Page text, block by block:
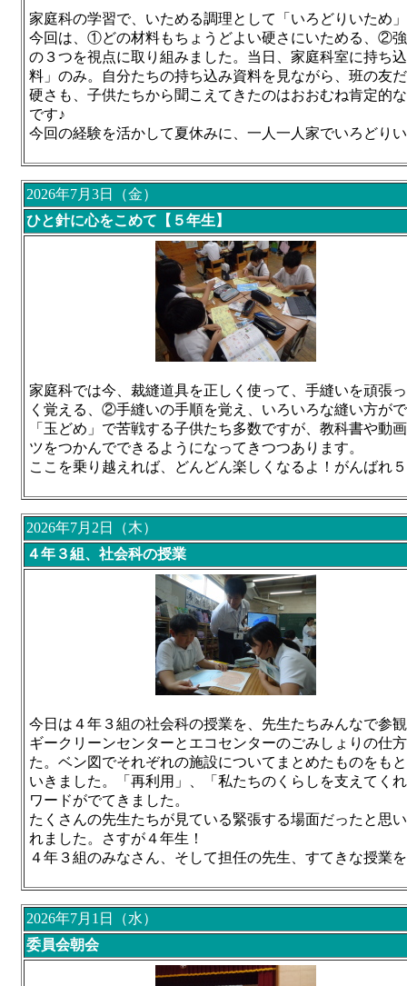
家庭科の学習で、いためる調理として「いろどりいため
今回は、①どの材料もちょうどよい硬さにいためる、②
の３つを視点に取り組みました。当日、家庭科室に持ち
料」のみ。
自分たちの持ち込み資料を見ながら、班の友
硬さも、子供たちから聞こえてきたのはおおむね肯定的
です♪
今回の経験を活かして夏休みに、一人一人家でいろどり
2026年7月3日（金）
ひと針に心をこめて【５年生】
家庭科では今、裁縫道具を正しく使って、手縫いを頑張
く覚える、②手縫いの手順を覚え、いろいろな縫い方が
「玉どめ」で苦戦する子供たち多数ですが、教科書や動
ツをつかんでできるようになってきつつあります。
ここを乗り越えれば、どんどん楽しくなるよ！がんばれ
2026年7月2日（木）
４年３組、社会科の授業
今日は４年３組の社会科の授業を、先生たちみんなで参
ギークリーンセンターとエコセンターのごみしょりの仕
た。ベン図でそれぞれの施設についてまとめたものをも
いきました。「再利用」、「私たちのくらしを支えてく
ワードがでてきました。
たくさんの先生たちが見ている緊張する場面だったと思
れました。さすが４年生！
４年３組のみなさん、そして担任の先生、すてきな授業
2026年7月1日（水）
委員会朝会